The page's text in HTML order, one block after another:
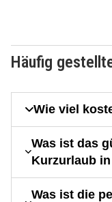
Häufig
Wie viel
Was ist das
Kurzurlaub
Was ist die